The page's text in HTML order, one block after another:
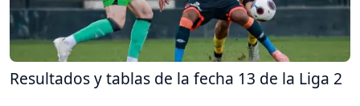
Resultados y tablas de la fecha 13 de la Liga 2